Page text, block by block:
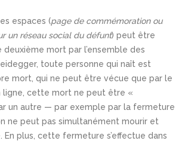
espaces (page de commémoration ou
un réseau social du défunt) peut être
mort par l’ensemble des
toute personne qui naît est
mort, qui ne peut être vécue que par le
ligne, cette mort ne peut être «
un autre — par exemple par la fermeture
ne peut pas simultanément mourir et
plus, cette fermeture s’effectue dans